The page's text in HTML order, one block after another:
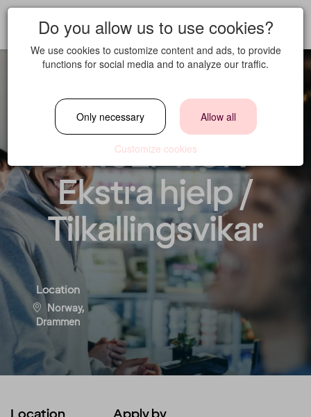
HOTEL CREW TO
BARCEPTION -
Ekstra hjelp /
Tilkallingsvikar
Location
Norway,
Drammen
Do you allow us to use cookies?
We use cookies to customize content and ads, to provide
functions for social media and to analyze our traffic.
Only necessary Allow all
Customize cookies